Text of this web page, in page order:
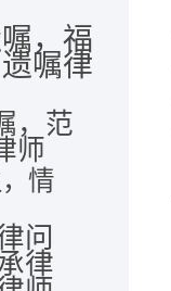
，福
嘱律
，范
师
情
问
律